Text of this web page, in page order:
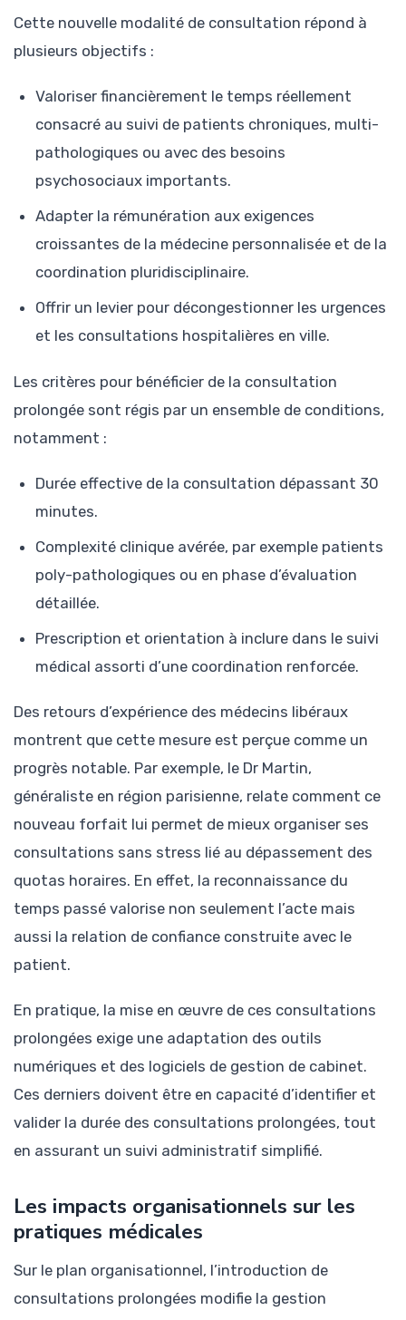
Cette nouvelle modalité de consultation répond à
plusieurs objectifs :
Valoriser financièrement le temps réellement
consacré au suivi de patients chroniques, multi-
pathologiques ou avec des besoins
psychosociaux importants.
Adapter la rémunération aux exigences
croissantes de la médecine personnalisée et de la
coordination pluridisciplinaire.
Offrir un levier pour décongestionner les urgences
et les consultations hospitalières en ville.
Les critères pour bénéficier de la consultation
prolongée sont régis par un ensemble de conditions,
notamment :
Durée effective de la consultation dépassant 30
minutes.
Complexité clinique avérée, par exemple patients
poly-pathologiques ou en phase d’évaluation
détaillée.
Prescription et orientation à inclure dans le suivi
médical assorti d’une coordination renforcée.
Des retours d’expérience des médecins libéraux
montrent que cette mesure est perçue comme un
progrès notable. Par exemple, le Dr Martin,
généraliste en région parisienne, relate comment ce
nouveau forfait lui permet de mieux organiser ses
consultations sans stress lié au dépassement des
quotas horaires. En effet, la reconnaissance du
temps passé valorise non seulement l’acte mais
aussi la relation de confiance construite avec le
patient.
En pratique, la mise en œuvre de ces consultations
prolongées exige une adaptation des outils
numériques et des logiciels de gestion de cabinet.
Ces derniers doivent être en capacité d’identifier et
valider la durée des consultations prolongées, tout
en assurant un suivi administratif simplifié.
Les impacts organisationnels sur les
pratiques médicales
Sur le plan organisationnel, l’introduction de
consultations prolongées modifie la gestion